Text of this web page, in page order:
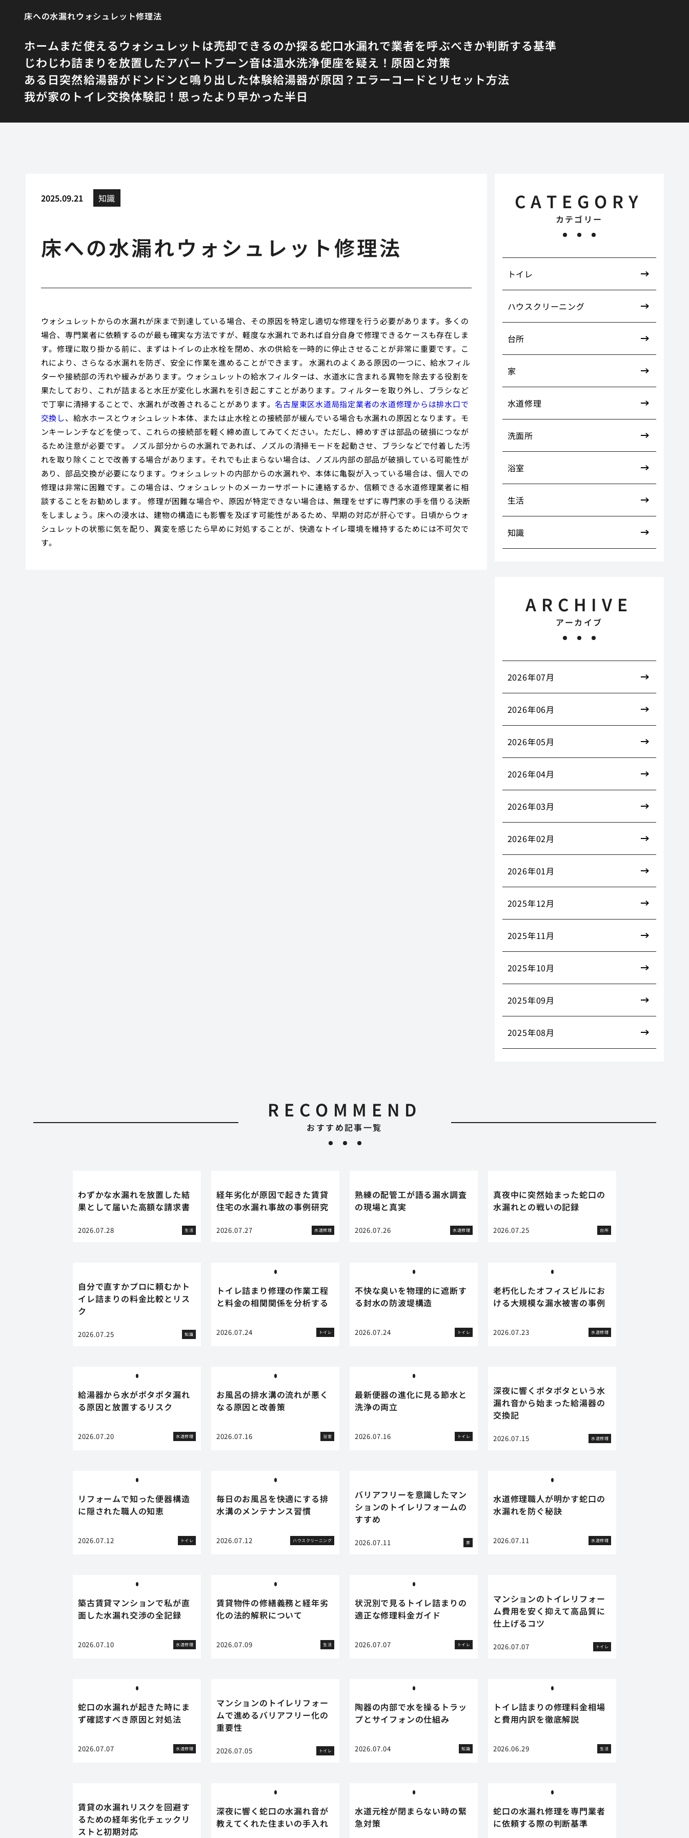
床への水漏れウォシュレット修理法
ホームまだ使えるウォシュレットは売却できるのか探る蛇口水漏れで業者を呼ぶべきか判断する基準
じわじわ詰まりを放置したアパートブーン音は温水洗浄便座を疑え！原因と対策
ある日突然給湯器がドンドンと鳴り出した体験給湯器が原因？エラーコードとリセット方法
我が家のトイレ交換体験記！思ったより早かった半日
2025.09.21 知識
床への水漏れウォシュレット修理法
ウォシュレットからの水漏れが床まで到達している場合、その原因を特定し適切な修理を行う必要があります。多くの
場合、専門業者に依頼するのが最も確実な方法ですが、軽度な水漏れであれば自分自身で修理できるケースも存在しま
す。修理に取り掛かる前に、まずはトイレの止水栓を閉め、水の供給を一時的に停止させることが非常に重要です。こ
れにより、さらなる水漏れを防ぎ、安全に作業を進めることができます。 水漏れのよくある原因の一つに、給水フィル
ターや接続部の汚れや緩みがあります。ウォシュレットの給水フィルターは、水道水に含まれる異物を除去する役割を
果たしており、これが詰まると水圧が変化し水漏れを引き起こすことがあります。フィルターを取り外し、ブラシなど
で丁寧に清掃することで、水漏れが改善されることがあります。名古屋東区水道局指定業者の水道修理からは排水口で
交換し、給水ホースとウォシュレット本体、または止水栓との接続部が緩んでいる場合も水漏れの原因となります。モ
ンキーレンチなどを使って、これらの接続部を軽く締め直してみてください。ただし、締めすぎは部品の破損につなが
るため注意が必要です。 ノズル部分からの水漏れであれば、ノズルの清掃モードを起動させ、ブラシなどで付着した汚
れを取り除くことで改善する場合があります。それでも止まらない場合は、ノズル内部の部品が破損している可能性が
あり、部品交換が必要になります。ウォシュレットの内部からの水漏れや、本体に亀裂が入っている場合は、個人での
修理は非常に困難です。この場合は、ウォシュレットのメーカーサポートに連絡するか、信頼できる水道修理業者に相
談することをお勧めします。 修理が困難な場合や、原因が特定できない場合は、無理をせずに専門家の手を借りる決断
をしましょう。床への浸水は、建物の構造にも影響を及ぼす可能性があるため、早期の対応が肝心です。日頃からウォ
シュレットの状態に気を配り、異変を感じたら早めに対処することが、快適なトイレ環境を維持するためには不可欠で
す。
RECOMMEND
おすすめ記事一覧
わずかな水漏れを放置した結
果として届いた高額な請求書
2026.07.28 生活
経年劣化が原因で起きた賃貸
住宅の水漏れ事故の事例研究
2026.07.27 水道修理
熟練の配管工が語る漏水調査
の現場と真実
2026.07.26 水道修理
真夜中に突然始まった蛇口の
水漏れとの戦いの記録
2026.07.25 台所
自分で直すかプロに頼むかト
イレ詰まりの料金比較とリス
ク
2026.07.25 知識
トイレ詰まり修理の作業工程
と料金の相関関係を分析する
2026.07.24 トイレ
不快な臭いを物理的に遮断す
る封水の防波堤構造
2026.07.24 トイレ
老朽化したオフィスビルにお
ける大規模な漏水被害の事例
2026.07.23 水道修理
給湯器から水がポタポタ漏れ
る原因と放置するリスク
2026.07.20 水道修理
お風呂の排水溝の流れが悪く
なる原因と改善策
2026.07.16 浴室
最新便器の進化に見る節水と
洗浄の両立
2026.07.16 トイレ
深夜に響くポタポタという水
漏れ音から始まった給湯器の
交換記
2026.07.15 水道修理
リフォームで知った便器構造
に隠された職人の知恵
2026.07.12 トイレ
毎日のお風呂を快適にする排
水溝のメンテナンス習慣
2026.07.12 ハウスクリーニング
バリアフリーを意識したマン
ションのトイレリフォームの
すすめ
2026.07.11 家
水道修理職人が明かす蛇口の
水漏れを防ぐ秘訣
2026.07.11 水道修理
築古賃貸マンションで私が直
面した水漏れ交渉の全記録
2026.07.10 水道修理
賃貸物件の修繕義務と経年劣
化の法的解釈について
2026.07.09 生活
状況別で見るトイレ詰まりの
適正な修理料金ガイド
2026.07.07 トイレ
マンションのトイレリフォー
ム費用を安く抑えて高品質に
仕上げるコツ
2026.07.07 トイレ
蛇口の水漏れが起きた時にま
ず確認すべき原因と対処法
2026.07.07 水道修理
マンションのトイレリフォー
ムで進めるバリアフリー化の
重要性
2026.07.05 トイレ
陶器の内部で水を操るトラッ
プとサイフォンの仕組み
2026.07.04 知識
トイレ詰まりの修理料金相場
と費用内訳を徹底解説
2026.06.29 生活
賃貸の水漏れリスクを回避す
るための経年劣化チェックリ
ストと初期対応
深夜に響く蛇口の水漏れ音が
教えてくれた住まいの手入れ
水道元栓が閉まらない時の緊
急対策
蛇口の水漏れ修理を専門業者
に依頼する際の判断基準
CATEGORY
カテゴリー
トイレ
ハウスクリーニング
台所
家
水道修理
洗面所
浴室
生活
知識
ARCHIVE
アーカイブ
2026年07月
2026年06月
2026年05月
2026年04月
2026年03月
2026年02月
2026年01月
2025年12月
2025年11月
2025年10月
2025年09月
2025年08月